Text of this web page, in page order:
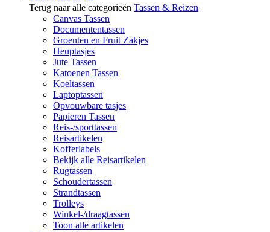
Terug naar alle categorieën Tassen & Reizen
Canvas Tassen
Documententassen
Groenten en Fruit Zakjes
Heuptasjes
Jute Tassen
Katoenen Tassen
Koeltassen
Laptoptassen
Opvouwbare tasjes
Papieren Tassen
Reis-/sporttassen
Reisartikelen
Kofferlabels
Bekijk alle Reisartikelen
Rugtassen
Schoudertassen
Strandtassen
Trolleys
Winkel-/draagtassen
Toon alle artikelen